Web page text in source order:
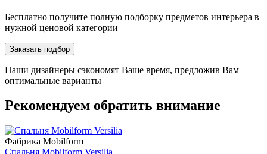
Бесплатно получите полную подборку предметов интерьера в
нужной ценовой категории
Заказать подбор
Наши дизайнеры сэкономят Ваше время, предложив Вам
оптимальные варианты
Рекомендуем обратить внимание
Фабрика Mobilform